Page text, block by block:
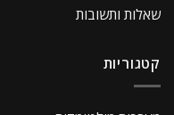
שאלות ותשובות
קטגוריות